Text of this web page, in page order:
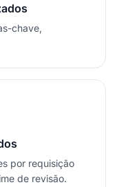
chave,
por requisição
de revisão.